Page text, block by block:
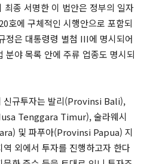
종 서명한 이 법안은 정부의 일자
호에 구체적인 시행안으로 포함되
정은 대통령령 별첨 III에 명시되어
분야 목록 안에 주류 업종도 명시되
신규투자는 발리(Provinsi Bali),
Tenggara Timur), 술라웨시
및 파푸아(Provinsi Papua) 지
외에서 투자를 진행하고자 한다